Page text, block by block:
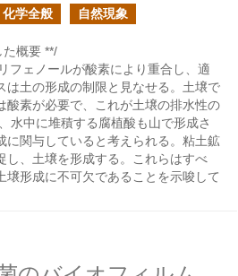
化学全般 自然現象
た概要 **/
フェノールが酸素により重合し、適
は土の形成の制限と見なせる。土壌で
酸素が必要で、これが土壌の排水性の
水中に堆積する腐植酸も山で形成さ
に関与していると考えられる。粘土鉱
し、土壌を形成する。これらはすべ
壌形成に不可欠であることを示唆して